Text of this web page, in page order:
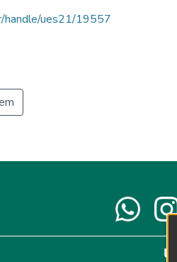
handle/ues21/19557